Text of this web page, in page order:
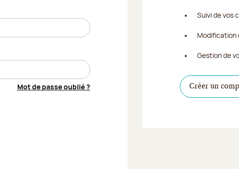
Mot de passe oublié ?
Suivi de vos
Modification
Gestion de
Créer un